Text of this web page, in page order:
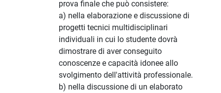
prova finale che può consistere:
a) nella elaborazione e discussione di
progetti tecnici multidisciplinari
individuali in cui lo studente dovrà
dimostrare di aver conseguito
conoscenze e capacità idonee allo
svolgimento dell'attività professionale.
b) nella discussione di un elaborato